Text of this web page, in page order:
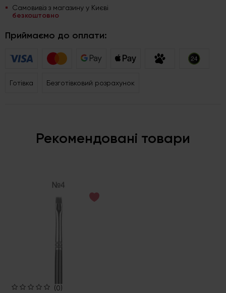
Самовивіз з магазину у Києві
безкоштовно
Приймаємо до оплати:
Готівка Безготівковий розрахунок
Рекомендовані товари
(0)